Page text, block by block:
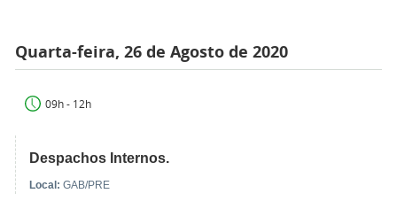
Quarta-feira, 26 de Agosto de 2020
09h - 12h
Despachos Internos.
Local: GAB/PRE